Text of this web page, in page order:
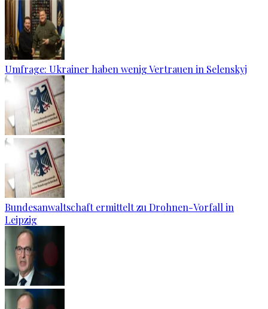
Umfrage: Ukrainer haben wenig Vertrauen in Selenskyj
Bundesanwaltschaft ermittelt zu Drohnen-Vorfall in
Leipzig